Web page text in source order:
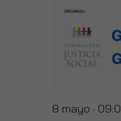
8 mayo ·